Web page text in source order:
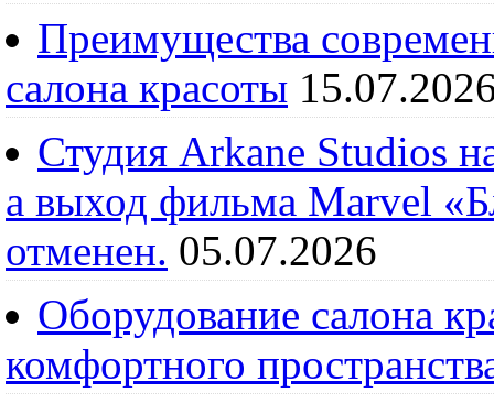
Преимущества
салона красоты
Студия Arkane Studios
а выход фильма Marvel
отменен. 05.07.2026
Оборудование салона
комфортного